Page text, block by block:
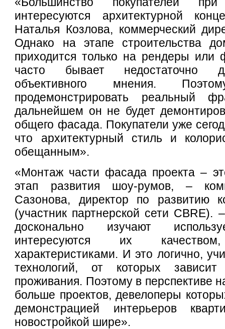
интересуются архитектурной
Наталья Козлова, коммерческий
Однако на этапе строительства
приходится только на рендеры или
часто бывает недостаточно
объективного мнения.
продемонстрировать реальный
дальнейшем он не будет
общего фасада. Покупатели уже
что архитектурный стиль и
обещанным».
«Монтаж части фасада проекта –
этап развития шоу-румов, –
Сазонова, директор по развитию
(участник партнерской сети CBRE).
досконально изучают
интересуются их качеством,
характеристиками. И это логично,
технологий, от которых
проживания. Поэтому в перспективе
больше проектов, девелоперы
демонстрацией интерьеров
новостройкой шире».